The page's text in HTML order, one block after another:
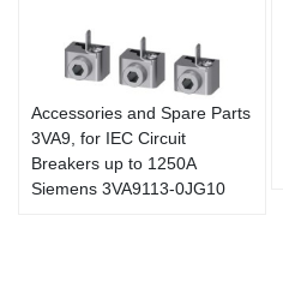
Accessories and Spare Parts
3VA9, for IEC Circuit
Breakers up to 1250A
Siemens 3VA9113-0JG10